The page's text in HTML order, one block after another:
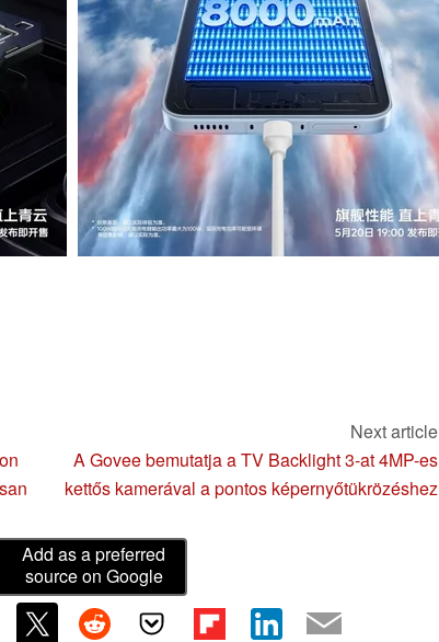
Next article
A Govee bemutatja a TV Backlight 3-at 4MP-es
kettős kamerával a pontos képernyőtükrözéshez
Add as a preferred
source on Google